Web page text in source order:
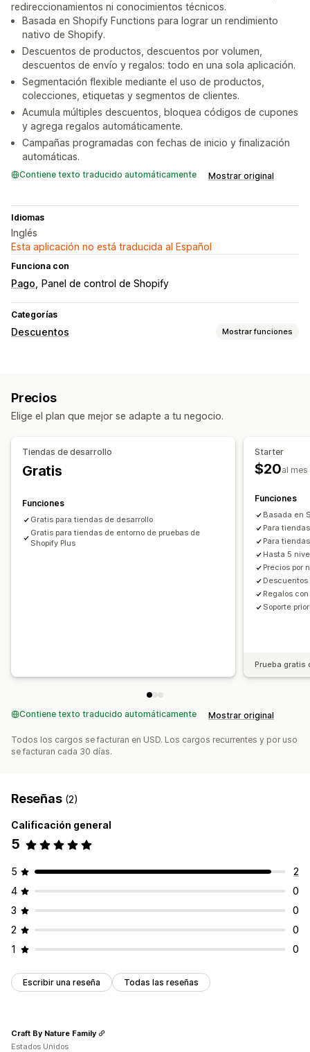
redireccionamientos ni conocimientos técnicos.
Basada en Shopify Functions para lograr un rendimiento
nativo de Shopify.
Descuentos de productos, descuentos por volumen,
descuentos de envío y regalos: todo en una sola aplicación.
Segmentación flexible mediante el uso de productos,
colecciones, etiquetas y segmentos de clientes.
Acumula múltiples descuentos, bloquea códigos de cupones
y agrega regalos automáticamente.
Campañas programadas con fechas de inicio y finalización
automáticas.
Contiene texto traducido automáticamente Mostrar original
Idiomas
Inglés
Esta aplicación no está traducida al Español
Funciona con
Pago Panel de control de Shopify
Categorías
Descuentos Mostrar funciones
Descuentos por volumen
Precios de mayorista Tarifas de envío
Descuentos por venta adicional
Precios dinámicos
Descuentos personalizados
Gestión de descuentos
Campañas Automatizaciones Etiquetas
Precios
Elige el plan que mejor se adapte a tu negocio.
Tiendas de desarrollo
Gratis
Funciones
Gratis para tiendas de desarrollo
Gratis para tiendas de entorno de pruebas de
Shopify Plus
Starter
$20al mes
Funciones
Basada en
Para
Para
Hasta 5
Precios por
Regalos
Soporte
Prueba gratis
Contiene texto traducido automáticamente Mostrar original
Todos los cargos se facturan en USD. Los cargos recurrentes y por uso
se facturan cada 30 días.
Reseñas (2)
Calificación general
5
5
2
4
0
3
0
2
0
1
0
Escribir una reseña Todas las reseñas
Craft By Nature Family
Estados Unidos